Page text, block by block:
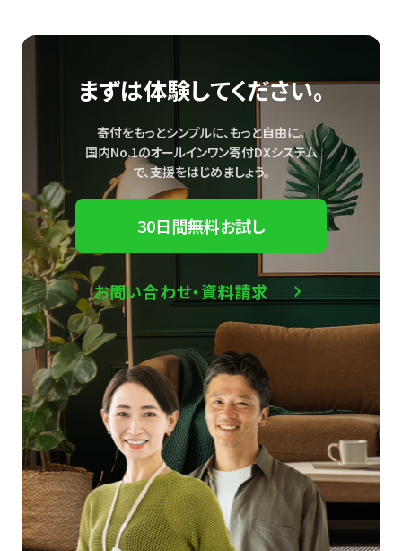
まずは体験してください。
寄付をもっとシンプルに、もっと自由に。
国内No.1のオールインワン寄付DXシステム
で、支援をはじめましょう。
30日間無料お試し
お問い合わせ・資料請求